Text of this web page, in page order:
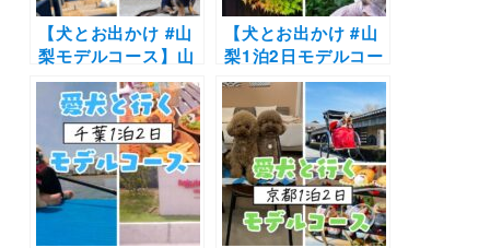
【犬とお出かけ #山
梨モデルコース】山
中湖のドッグラン付
きキャビンに泊まる
プラン！PIZZA
NEW MID～Piilo
asobi&stay～
CISCO Coffee～富
士河口湖紅葉まつり
【犬とお出かけ #山
梨1泊2日モデルコー
ス】愛犬と富士山や
ほうとうを大満喫！
浅間茶屋～Rakuten
STAY 富士 河口湖駅
～山中湖花の都公園
～イルキャンティ河
口湖